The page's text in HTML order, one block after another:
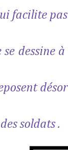
facilite
se dessine
soldats .